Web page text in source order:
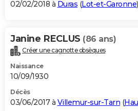
02/02/2018 à Duras (Lot-et-Garonne)
Janine RECLUS (86 ans)
Créer une cagnotte obsèques
Naissance
10/09/1930
Décès
03/06/2017 à Villemur-sur-Tarn (